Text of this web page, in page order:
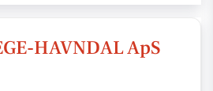
HAVNDAL ApS